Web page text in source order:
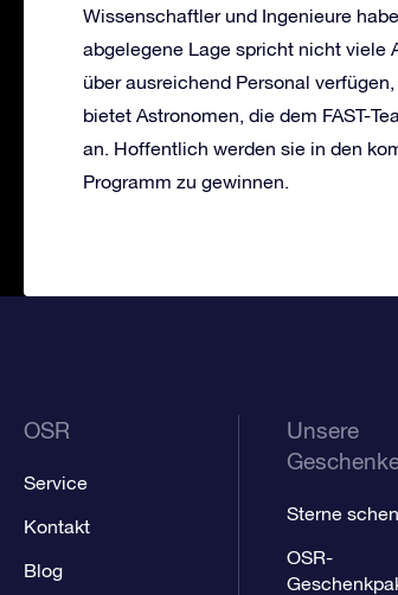
Wissenschaftler und Ingenieure
abgelegene Lage spricht nicht viele
über ausreichend Personal
bietet Astronomen, die dem FAST-
an. Hoffentlich werden sie in den
Programm zu gewinnen.
OSR
Service
Kontakt
Blog
Unsere
Sterne
OSR-